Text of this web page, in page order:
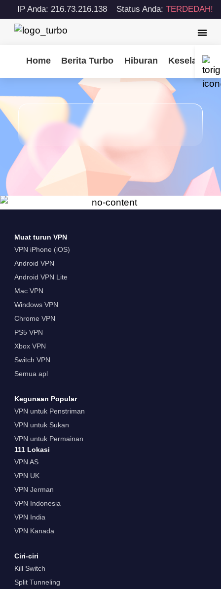
IP Anda: 216.73.216.138 Status Anda:TERDEDAH!
Home Berita Turbo Hiburan
Muat turun VPN
VPN iPhone (iOS)
Android VPN
Android VPN Lite
Mac VPN
Windows VPN
Chrome VPN
PS5 VPN
Xbox VPN
Switch VPN
Semua apl
Kegunaan Popular
VPN untuk Penstriman
VPN untuk Sukan
VPN untuk Permainan
111 Lokasi
VPN AS
VPN UK
VPN Jerman
VPN Indonesia
VPN India
VPN Kanada
Ciri-ciri
Kill Switch
Split Tunneling